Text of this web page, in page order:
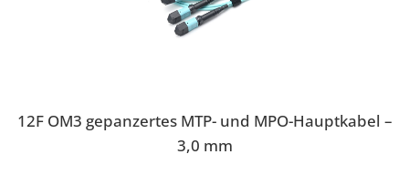
12F OM3 gepanzertes MTP- und MPO-Hauptkabel –
3,0 mm